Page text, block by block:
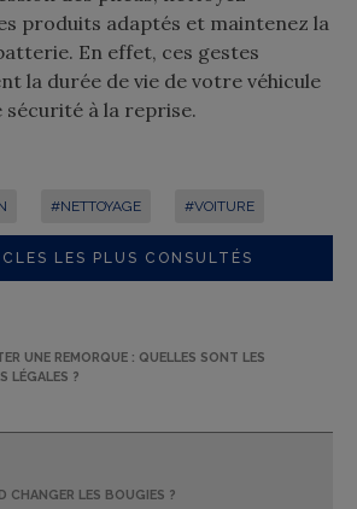
produits adaptés et maintenez la
En effet, ces gestes
la durée de vie de votre véhicule
à la reprise.
#NETTOYAGE #VOITURE
LES PLUS CONSULTÉS
UNE REMORQUE : QUELLES SONT LES
LÉGALES ?
CHANGER LES BOUGIES ?